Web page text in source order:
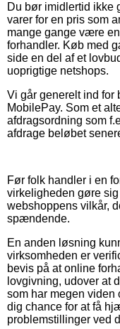
Du bør imidlertid ikke
varer for en pris som
mange gange være
forhandler. Køb med
side en del af et
uoprigtige netshops.
Vi går generelt ind for
MobilePay. Som et
afdragsordning som
afdrage beløbet
Før folk handler i en
virkeligheden gøre
webshoppens vilkår,
spændende.
En anden løsning
virksomheden er
bevis på at online
lovgivning, udover at
som har megen viden
dig chance for at få
problemstillinger ved